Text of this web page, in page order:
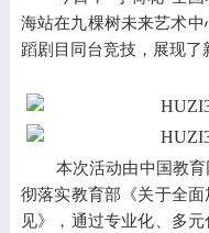
海站在九棵树未来艺术中
蹈剧目 同台竞技，展现了
本次活动由中国教
彻落实教育部《关于全
见》，通过专业化、多